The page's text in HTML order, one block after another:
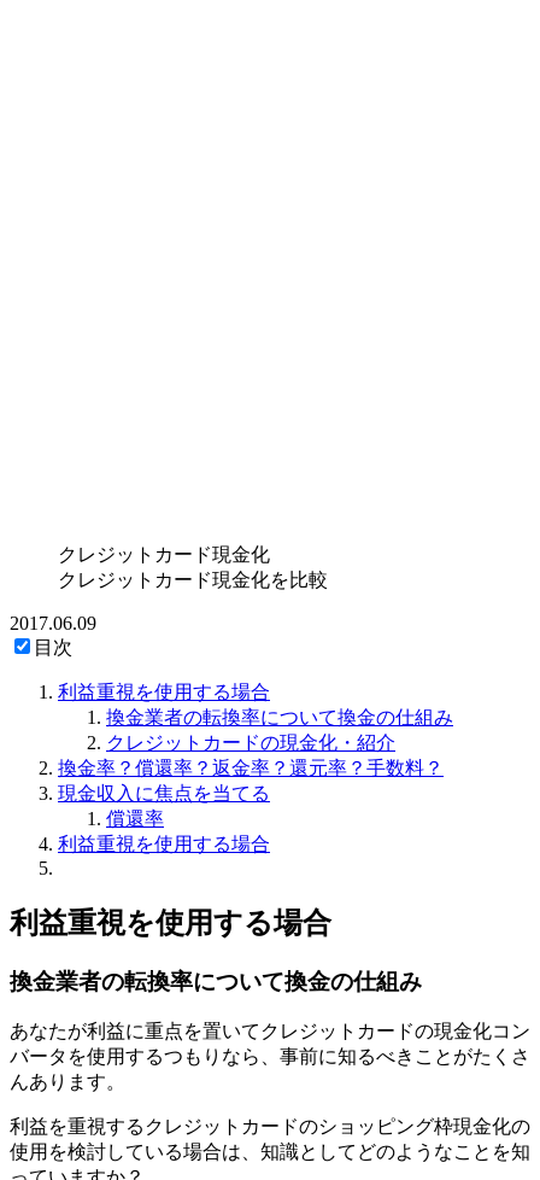
クレジットカード現金化
クレジットカード現金化を比較
2017.06.09
目次
利益重視を使用する場合
換金業者の転換率について換金の仕組み
クレジットカードの現金化・紹介
換金率？償還率？返金率？還元率？手数料？
現金収入に焦点を当てる
償還率
利益重視を使用する場合
利益重視を使用する場合
換金業者の転換率について換金の仕組み
あなたが利益に重点を置いてクレジットカードの現金化コン
バータを使用するつもりなら、事前に知るべきことがたくさ
んあります。
利益を重視するクレジットカードのショッピング枠現金化の
使用を検討している場合は、知識としてどのようなことを知